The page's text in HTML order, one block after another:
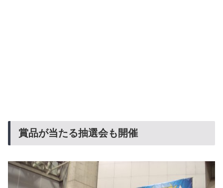
賞品が当たる抽選会も開催